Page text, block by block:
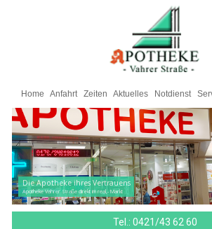
Home Anfahrt Zeiten Aktuelles Notdienst
Die Apotheke ihres Vertrauens
Apotheke Vahrer Straße direkt im real,- Markt
Tel.: 0421/43 62 60